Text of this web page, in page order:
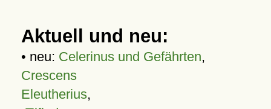
Aktuell und neu:
• neu: Celerinus und Gefährten,
Crescens
Eleutherius,